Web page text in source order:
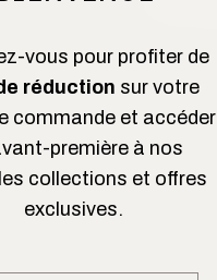
vous pour profiter de
réduction sur votre
commande et accéder
première à nos
collections et offres
exclusives.